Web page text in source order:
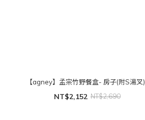
【agney】孟宗竹野餐盒- 房子(附S湯叉)
NT$2,152 NT$2,690